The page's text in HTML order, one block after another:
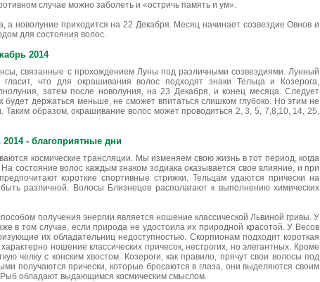
случае можно заболеть и «остричь память и ум».
а новолуние приходится на 22 Декабря. Месяц начинает созвездие Овнов и
для состояния волос.
2014
связанные с прохождением Луны под различными созвездиями. Лунный
что для окрашивания волос подходят знаки Тельца и Козерога,
затем после новолуния, на 23 Декабря, и конец месяца. Следует
будет держаться меньше, не сможет впитаться слишком глубоко. Но этим не
Таким образом, окрашивание волос может проводиться 2, 3, 5, 7,8,10, 14, 25,
- благоприятные дни
космические трансляции. Мы изменяем свою жизнь в тот период, когда
состояние волос каждым знаком зодиака оказывается свое влияние, и при
короткие спортивные стрижки. Тельцам удаются прически на
различной. Волосы Близнецов располагают к выполнению химических
получения энергии является ношение классической Львиной гривы. У
в том случае, если природа не удостоила их природной красотой. У Весов
их обладательниц недоступностью. Скорпионам подходит короткая
ношение классических причесок, нестрогих, но элегантных. Кроме
челку с конским хвостом. Козероги, как правило, прячут свои волосы под
получаются прически, которые бросаются в глаза, они выделяются своим
обладают выдающимся космическим смыслом.